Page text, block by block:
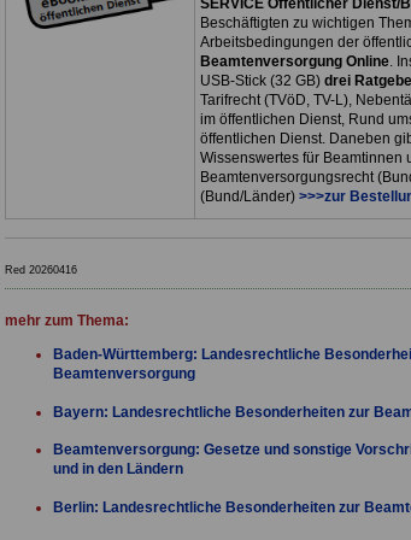
SERVICE Öffentlicher Dienst/
Beschäftigten zu wichtigen
Arbeitsbedingungen der
Beamtenversorgung Online.
USB-Stick (32 GB) drei
Tarifrecht (TVöD, TV-L),
im öffentlichen Dienst, Rund
öffentlichen Dienst. Daneben
Wissenswertes für Beamtinnen
Beamtenversorgungsrecht
(Bund/Länder) >>>zur
Red 20260416
mehr zum Thema:
Baden-Württemberg: Landesrechtliche
Beamtenversorgung
Bayern: Landesrechtliche Besonderheiten zur
Beamtenversorgung: Gesetze und sonstige
und in den Ländern
Berlin: Landesrechtliche Besonderheiten zur